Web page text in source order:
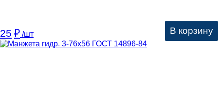
25 ₽ /шт В корзину